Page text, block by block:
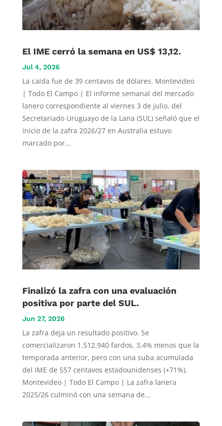
El IME cerró la semana en US$ 13,12.
Jul 4, 2026
La caída fue de 39 centavos de dólares. Montevideo
| Todo El Campo | El informe semanal del mercado
lanero correspondiente al viernes 3 de julio, del
Secretariado Uruguayo de la Lana (SUL) señaló que el
inicio de la zafra 2026/27 en Australia estuvo
marcado por...
Finalizó la zafra con una evaluación
positiva por parte del SUL.
Jun 27, 2026
La zafra deja un resultado positivo. Se
comercializaron 1.512.940 fardos, 3,4% menos que la
temporada anterior, pero con una suba acumulada
del IME de 557 centavos estadounidenses (+71%).
Montevideo | Todo El Campo | La zafra lanera
2025/26 culminó con una semana de...